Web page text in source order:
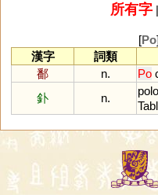
所有字|
[Po
漢字
詞類
鄱
n. Po
釙
n.